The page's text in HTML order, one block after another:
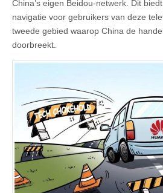
China’s eigen Beidou-netwerk. Dit
navigatie voor gebruikers van deze
tweede gebied waarop China de
doorbreekt.